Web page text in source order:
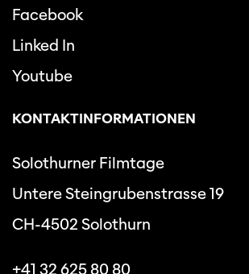
Facebook
Linked In
Youtube
KONTAKTINFORMATIONEN
Solothurner Filmtage
Untere Steingrubenstrasse 19
CH-4502 Solothurn
+41 32 625 80 80